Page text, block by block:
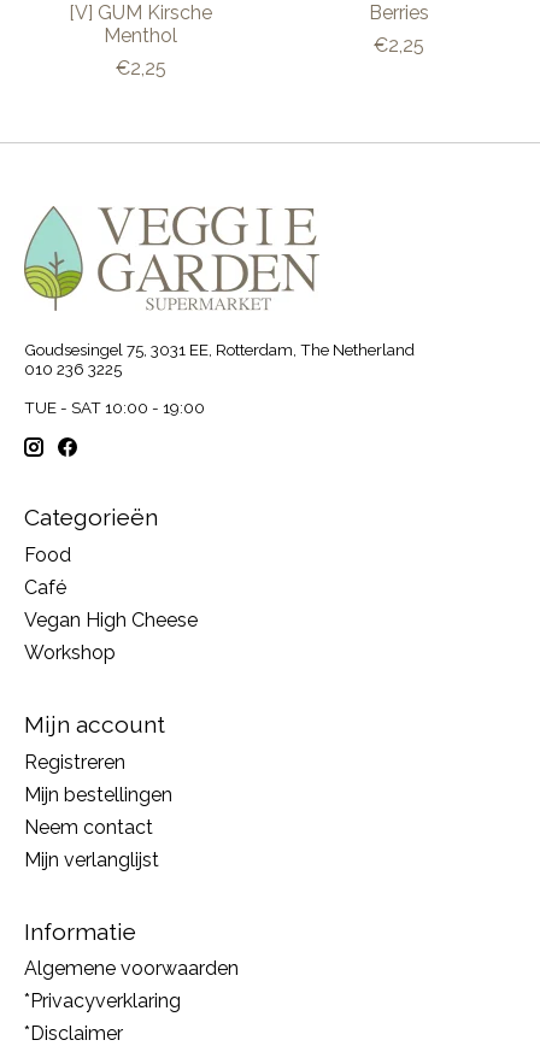
[V] GUM Kirsche
Menthol
€2,25
Berries
€2,25
Goudsesingel 75, 3031 EE, Rotterdam, The Netherland
010 236 3225
TUE - SAT 10:00 - 19:00
Categorieën
Food
Café
Vegan High Cheese
Workshop
Mijn account
Registreren
Mijn bestellingen
Neem contact
Mijn verlanglijst
Informatie
Algemene voorwaarden
*Privacyverklaring
*Disclaimer